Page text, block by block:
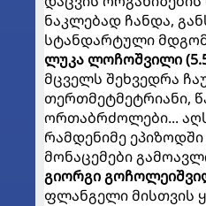
ნაკლებად ჩანდა,
სტანდარტული
ლუკა ლოჩოშვილი
მცველს შეხვედრა
თერთმეტმეტრიანი,
ორთაბრძოლები...
რამდენიმე
მონაცემები
გიორგი
ფლანგელი მისთვის